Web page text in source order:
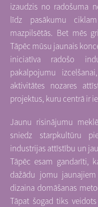
izaudzis no radošuma
līdz pasākumu
mazpilsētās. Bet mēs
Tāpēc mūsu jaunais
iniciatīva radošo
pakalpojumu
aktivitātes nozares
projektus, kuru centrā ir
Jaunu risinājumu
sniedz starpkultūru
industrijas attīstību un
Tāpēc esam gandarīti,
dažādu jomu
dizaina domāšanas
Tāpat šogad tiks